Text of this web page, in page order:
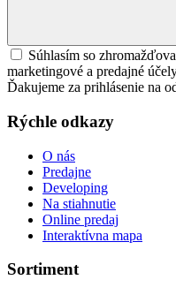
Súhlasím so
marketingové a predajné
Ďakujeme za prihlásenie na
Rýchle odkazy
O nás
Predajne
Developing
Na stiahnutie
Online predaj
Interaktívna mapa
Sortiment